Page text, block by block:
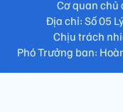
Cơ quan chủ
Địa chỉ: Số 05
Chịu trách
Phó Trưởng ban: